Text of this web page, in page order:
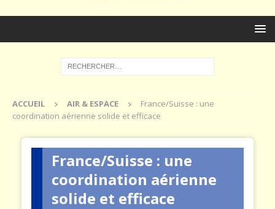
ACCUEIL AIR & ESPACE
France/Suisse : une
coordination aérienne solide et efficace
France/Suisse : une
coordination aérienne
solide et efficace